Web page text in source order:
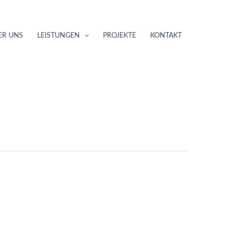
UNS LEISTUNGEN PROJEKTE KONTAKT